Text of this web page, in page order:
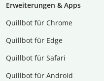
Erweiterungen & Apps
Quillbot für Chrome
Quillbot für Edge
Quillbot für Safari
Quillbot für Android